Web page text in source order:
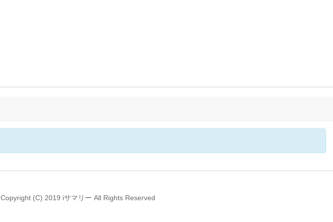
Copyright (C) 2019 iサマリー All Rights Reserved